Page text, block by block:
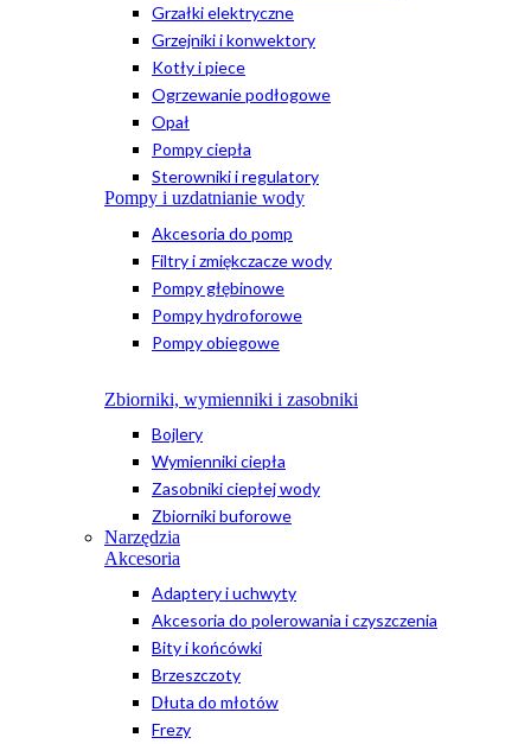
Grzałki elektryczne
Grzejniki i konwektory
Kotły i piece
Ogrzewanie podłogowe
Opał
Pompy ciepła
Sterowniki i regulatory
Pompy i uzdatnianie wody
Akcesoria do pomp
Filtry i zmiękczacze wody
Pompy głębinowe
Pompy hydroforowe
Pompy obiegowe
Zbiorniki, wymienniki i zasobniki
Bojlery
Wymienniki ciepła
Zasobniki ciepłej wody
Zbiorniki buforowe
Narzędzia
Akcesoria
Adaptery i uchwyty
Akcesoria do polerowania i czyszczenia
Bity i końcówki
Brzeszczoty
Dłuta do młotów
Frezy